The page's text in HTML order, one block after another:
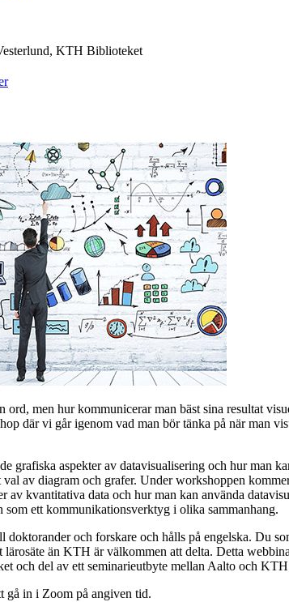
KTH Biblioteket
ord, men hur kommunicerar man bäst sina resultat
där vi går igenom vad man bör tänka på när man
grafiska aspekter av datavisualisering och hur man
av diagram och grafer. Under workshoppen
av kvantitativa data och hur man kan använda
som ett kommunikationsverktyg i olika sammanhang.
doktorander och forskare och hålls på engelska. Du
lärosäte än KTH är välkommen att delta. Detta
och del av ett seminarieutbyte mellan Aalto och
gå in i Zoom på angiven tid.